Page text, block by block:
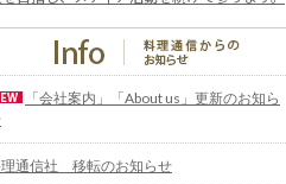
「会社案内」「About us」更新のお知ら
通信社 移転のお知らせ